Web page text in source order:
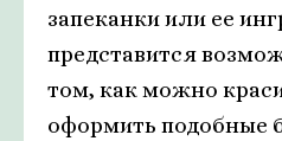
запеканки или ее
представится
том, как можно
оформить подобные